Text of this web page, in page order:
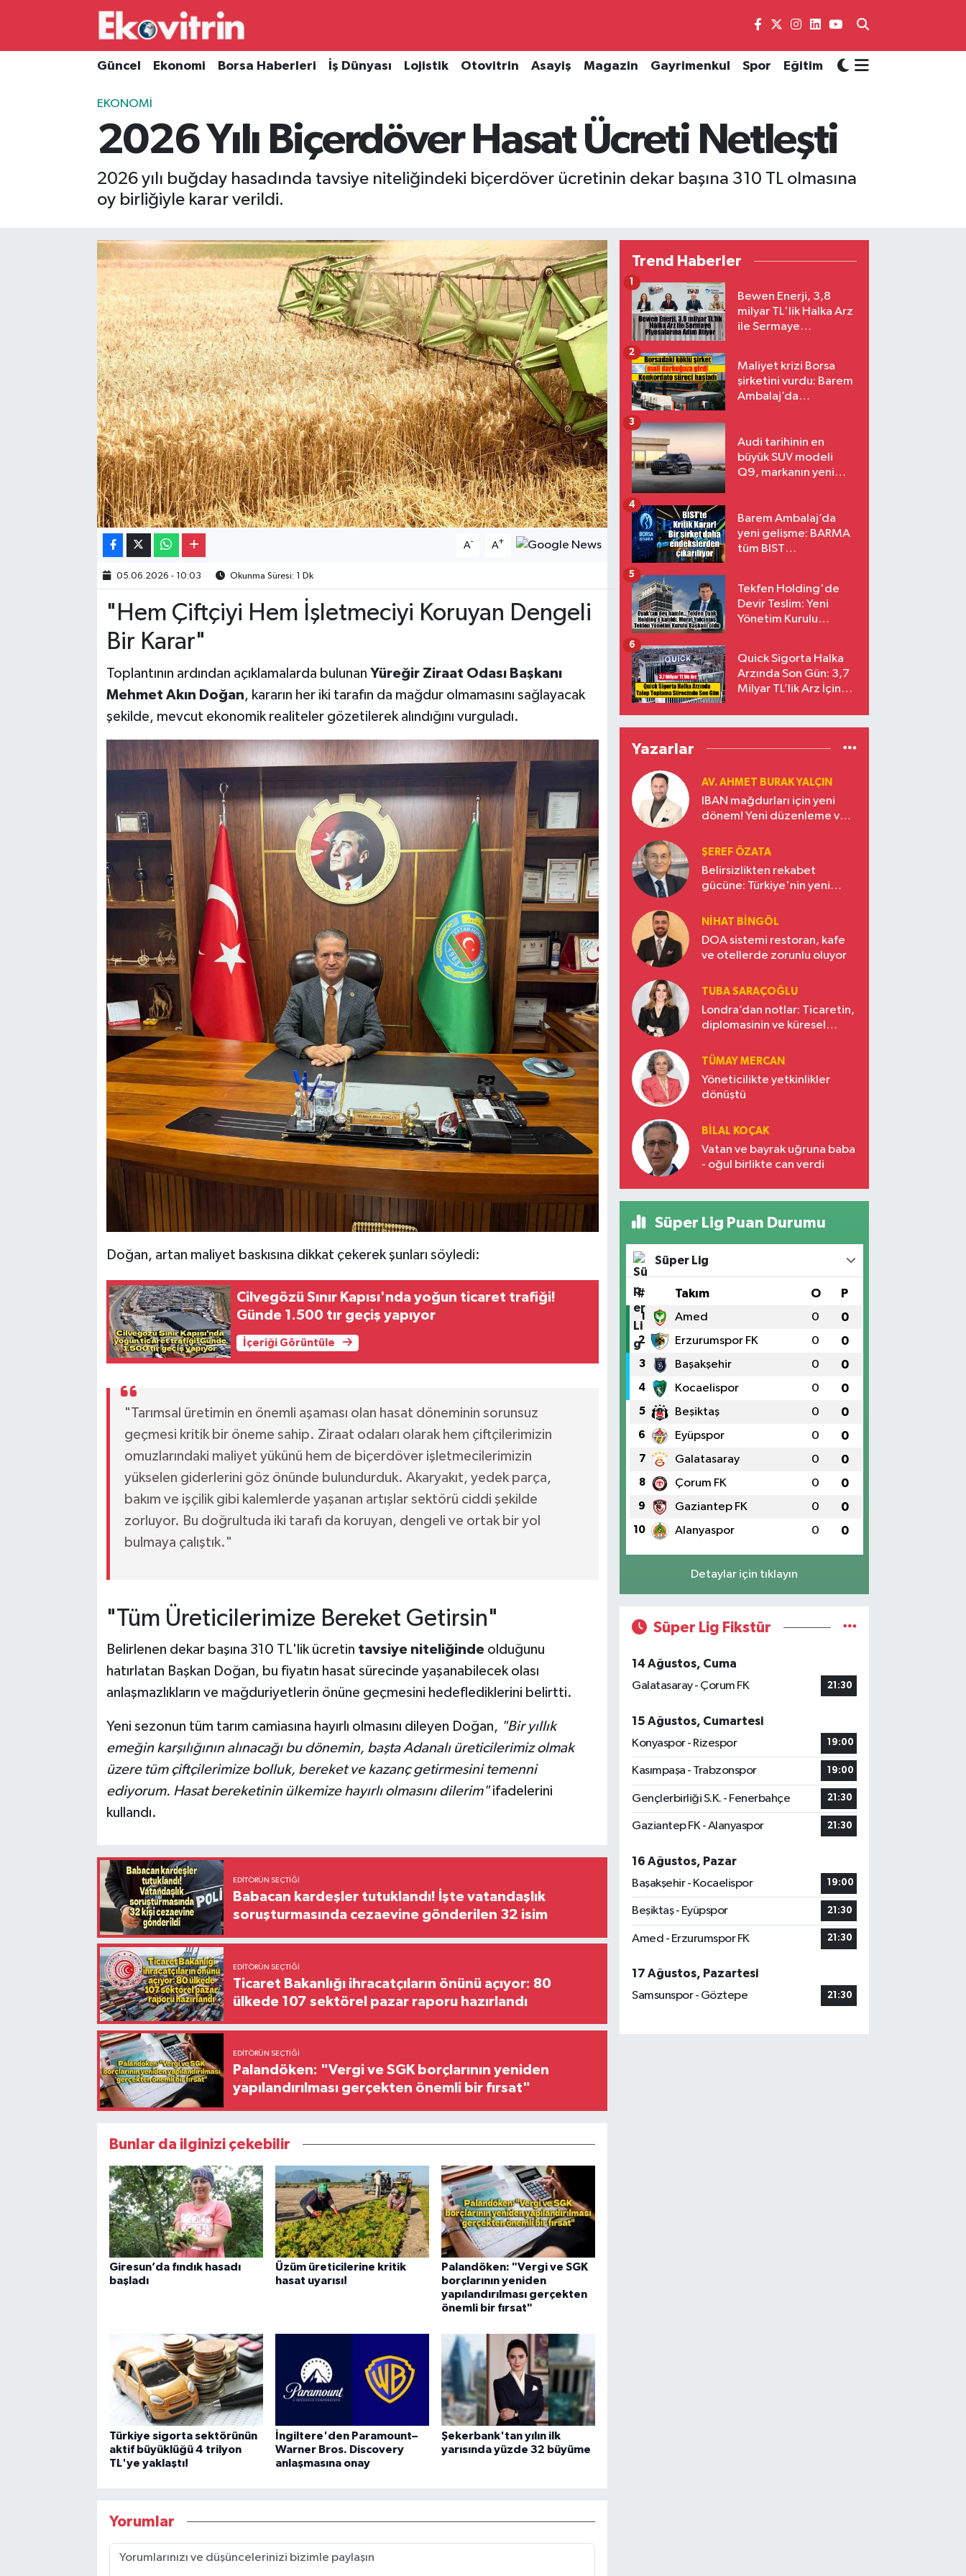
Güncel Ekonomi Borsa Haberleri İş Dünyası Lojistik Otovitrin Asayiş Magazin Gayrimenkul Spor Eğitim
EKONOMI
2026 Yılı Biçerdöver Hasat Ücreti Netleşti
2026 yılı buğday hasadında tavsiye niteliğindeki biçerdöver ücretinin dekar başına 310 TL olmasına
oy birliğiyle karar verildi.
A- A+
05.06.2026 - 10:03 Okunma Süresi: 1 Dk
"Hem Çiftçiyi Hem İşletmeciyi Koruyan Dengeli
Bir Karar"
Toplantının ardından açıklamalarda bulunan Yüreğir Ziraat Odası Başkanı
Mehmet Akın Doğan, kararın her iki tarafın da mağdur olmamasını sağlayacak
şekilde, mevcut ekonomik realiteler gözetilerek alındığını vurguladı.
Doğan, artan maliyet baskısına dikkat çekerek şunları söyledi:
Cilvegözü Sınır Kapısı'nda yoğun ticaret trafiği!
Günde 1.500 tır geçiş yapıyor
İçeriği Görüntüle
"Tarımsal üretimin en önemli aşaması olan hasat döneminin sorunsuz
geçmesi kritik bir öneme sahip. Ziraat odaları olarak hem çiftçilerimizin
omuzlarındaki maliyet yükünü hem de biçerdöver işletmecilerimizin
yükselen giderlerini göz önünde bulundurduk. Akaryakıt, yedek parça,
bakım ve işçilik gibi kalemlerde yaşanan artışlar sektörü ciddi şekilde
zorluyor. Bu doğrultuda iki tarafı da koruyan, dengeli ve ortak bir yol
bulmaya çalıştık."
"Tüm Üreticilerimize Bereket Getirsin"
Belirlenen dekar başına 310 TL'lik ücretin tavsiye niteliğindeolduğunu
hatırlatan Başkan Doğan, bu fiyatın hasat sürecinde yaşanabilecek olası
anlaşmazlıkların ve mağduriyetlerin önüne geçmesini hedeflediklerini belirtti.
Yeni sezonun tüm tarım camiasına hayırlı olmasını dileyen Doğan, "Bir yıllık
emeğin karşılığının alınacağı bu dönemin, başta Adanalı üreticilerimiz olmak
üzere tüm çiftçilerimize bolluk, bereket ve kazanç getirmesini temenni
ediyorum. Hasat bereketinin ülkemize hayırlı olmasını dilerim"ifadelerini
kullandı.
EDITÖRÜN SEÇTIĞI
Babacan kardeşler tutuklandı! İşte vatandaşlık
soruşturmasında cezaevine gönderilen 32 isim
EDITÖRÜN SEÇTIĞI
Ticaret Bakanlığı ihracatçıların önünü açıyor: 80
ülkede 107 sektörel pazar raporu hazırlandı
EDITÖRÜN SEÇTIĞI
Palandöken: "Vergi ve SGK borçlarının yeniden
yapılandırılması gerçekten önemli bir fırsat"
Bunlar da ilginizi çekebilir
Giresun’da fındık hasadı
başladı
Üzüm üreticilerine kritik
hasat uyarısı!
Palandöken: "Vergi ve SGK
borçlarının yeniden
yapılandırılması gerçekten
önemli bir fırsat"
Türkiye sigorta sektörünün
aktif büyüklüğü 4 trilyon
TL'ye yaklaştı!
İngiltere'den Paramount–
Warner Bros. Discovery
anlaşmasına onay
Şekerbank'tan yılın ilk
yarısında yüzde 32 büyüme
Yorumlar
Trend Haberler
Bewen Enerji, 3,8
milyar TL'lik Halka Arz
ile Sermaye
Maliyet krizi Borsa
şirketini vurdu: Barem
Ambalaj’da
2
Audi tarihinin en
büyük SUV modeli
Q9, markanın yeni
3
Barem Ambalaj’da
yeni gelişme: BARMA
tüm BIST
4
Tekfen Holding'de
Devir Teslim: Yeni
Yönetim Kurulu
5
Quick Sigorta Halka
Arzında Son Gün: 3,7
Milyar TL’lik Arz İçin
Eriyor
6
Yazarlar
AV. AHMET BURAK YALÇIN
IBAN mağdurları için yeni
dönem! Yeni düzenleme ve
ŞEREF ÖZATA
Belirsizlikten rekabet
gücüne: Türkiye'nin yeni
NIHAT BINGÖL
DOA sistemi restoran, kafe
ve otellerde zorunlu oluyor
TUBA SARAÇOĞLU
Londra’dan notlar: Ticaretin,
diplomasinin ve küresel
Türkiye’nin yükselen gücü
TÜMAY MERCAN
Yöneticilikte yetkinlikler
dönüştü
BILAL KOÇAK
Vatan ve bayrak uğruna baba
- oğul birlikte can verdi
Süper Lig Puan Durumu
Süper Lig
# Takım O P
1 Amed 0 0
2 Erzurumspor FK 0 0
3 Başakşehir 0 0
4 Kocaelispor 0 0
5 Beşiktaş 0 0
6 Eyüpspor 0 0
7 Galatasaray 0 0
8 Çorum FK 0 0
9 Gaziantep FK 0 0
10 Alanyaspor 0 0
Detaylar için tıklayın
Süper Lig Fikstür
14 Ağustos, Cuma
Galatasaray - Çorum FK
21:30
15 Ağustos, Cumartesi
Konyaspor - Rizespor
19:00
Kasımpaşa - Trabzonspor 19:00
Gençlerbirliği S.K. - Fenerbahçe 21:30
Gaziantep FK - Alanyaspor 21:30
16 Ağustos, Pazar
Başakşehir - Kocaelispor
19:00
Beşiktaş - Eyüpspor 21:30
Amed - Erzurumspor FK 21:30
17 Ağustos, Pazartesi
Samsunspor - Göztepe
21:30
Güncel
Borsa Haberleri
Gayrimenkul
Hava Durumu
Süper Lig Puan Durumu ve Fikstür
Son Dakika Haberleri
Haber Arşivi